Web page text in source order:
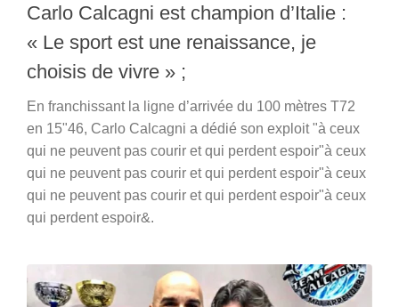
Carlo Calcagni est champion d’Italie :
« Le sport est une renaissance, je
choisis de vivre » ;
En franchissant la ligne d’arrivée du 100 mètres T72
en 15"46, Carlo Calcagni a dédié son exploit "à ceux
qui ne peuvent pas courir et qui perdent espoir"à ceux
qui ne peuvent pas courir et qui perdent espoir"à ceux
qui ne peuvent pas courir et qui perdent espoir"à ceux
qui perdent espoir&.